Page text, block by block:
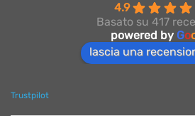
4.9
Basato su 417
powered by Go
lascia una
Trustpilot